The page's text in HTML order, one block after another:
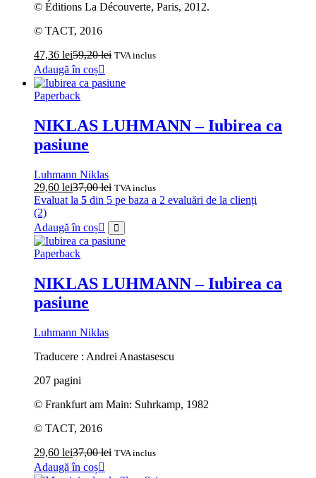
© Éditions La Découverte, Paris, 2012.
© TACT, 2016
47,36 lei59,20lei TVA inclus
Adaugă în coș
Paperback
NIKLAS LUHMANN – Iubirea ca
pasiune
Luhmann Niklas
29,60 lei37,00lei TVA inclus
Evaluat la 5 din 5 pe baza a 2 evaluări de la clienți
(2)
Adaugă în coș
Paperback
NIKLAS LUHMANN – Iubirea ca
pasiune
Luhmann Niklas
Traducere : Andrei Anastasescu
207 pagini
© Frankfurt am Main: Suhrkamp, 1982
© TACT, 2016
29,60 lei37,00lei TVA inclus
Adaugă în coș